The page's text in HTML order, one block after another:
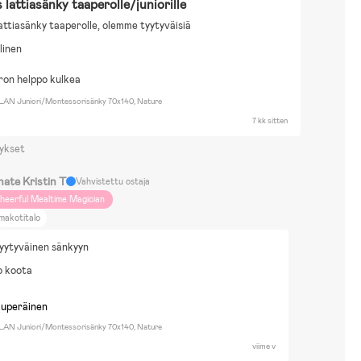
lattiasänky taaperolle/juniorille
taaperolle, olemme tyytyväisiä
helppo kulkea
Juniori/Montessorisänky 70x140, Nature
7 kk sitten
Kristin T
Vahvistettu ostaja
Mealtime Magician
sänkyyn
koota
Juniori/Montessorisänky 70x140, Nature
viime v